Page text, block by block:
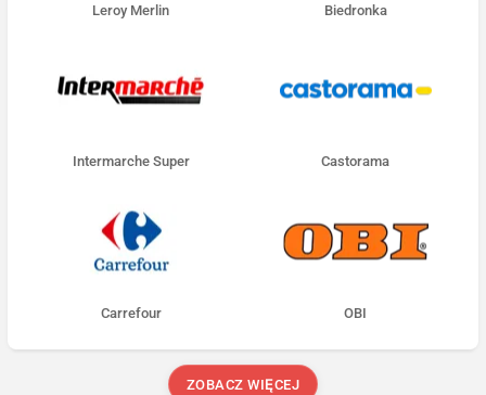
Leroy Merlin Biedronka
Intermarche Super Castorama
Carrefour OBI
ZOBACZ WIĘCEJ